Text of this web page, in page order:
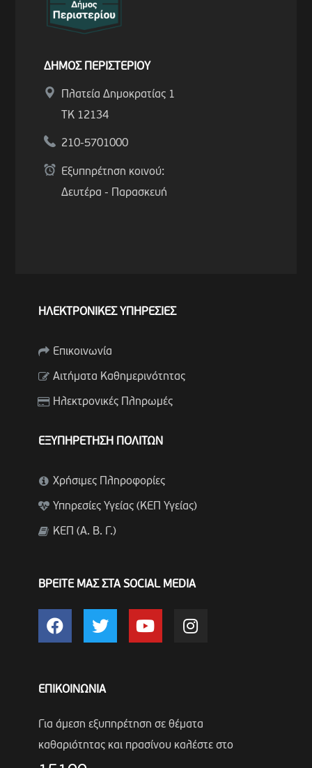
ΔΗΜΟΣ ΠΕΡΙΣΤΕΡΙΟΥ
Πλατεία Δημοκρατίας 1
ΤΚ 12134
210-5701000
Εξυπηρέτηση κοινού:
Δευτέρα - Παρασκευή
ΗΛΕΚΤΡΟΝΙΚΕΣ ΥΠΗΡΕΣΙΕΣ
Επικοινωνία
Αιτήματα Καθημερινότητας
Ηλεκτρονικές Πληρωμές
ΕΞΥΠΗΡΕΤΗΣΗ ΠΟΛΙΤΩΝ
Χρήσιμες Πληροφορίες
Υπηρεσίες Υγείας (ΚΕΠ Υγείας)
ΚΕΠ (Α. Β. Γ.)
ΒΡΕΙΤΕ ΜΑΣ ΣΤΑ SOCIAL MEDIA
ΕΠΙΚΟΙΝΩΝΙΑ
Για άμεση εξυπηρέτηση σε θέματα
καθαριότητας και πρασίνου καλέστε στο